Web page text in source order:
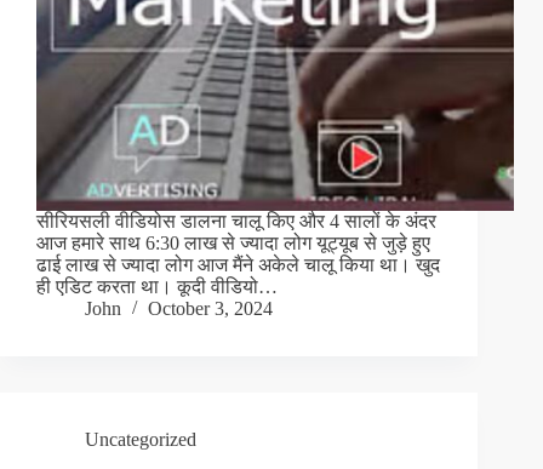
सीरियसली वीडियोस डालना चालू किए और 4 सालों के अंदर
आज हमारे साथ 6:30 लाख से ज्यादा लोग यूट्यूब से जुड़े हुए
ढाई लाख से ज्यादा लोग आज मैंने अकेले चालू किया था। खुद
ही एडिट करता था। कूदी वीडियो…
John
October 3, 2024
Uncategorized